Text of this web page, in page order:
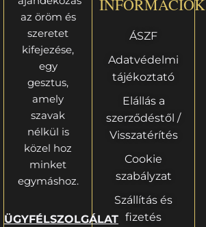
az öröm és
szeretet
kifejezése,
egy
gesztus,
amely
szavak
nélkül is
közel hoz
minket
egymáshoz.
ÜGYFÉLSZOLGÁLAT
INFORMÁCIÓK
ÁSZF
Adatvédelmi
tájékoztató
Elállás a
szerződéstől /
Visszatérítés
Cookie
szabályzat
Szállítás és
fizetés